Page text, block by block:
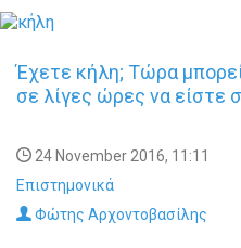
Έχετε κήλη; Τώρα
σε λίγες ώρες να είστε
24 November 2016, 11:11
Επιστημονικά
Φώτης Αρχοντοβασίλης